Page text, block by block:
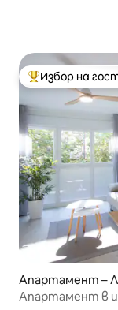
Най-популярен
Избор на
Апартамент –
Апартамент в